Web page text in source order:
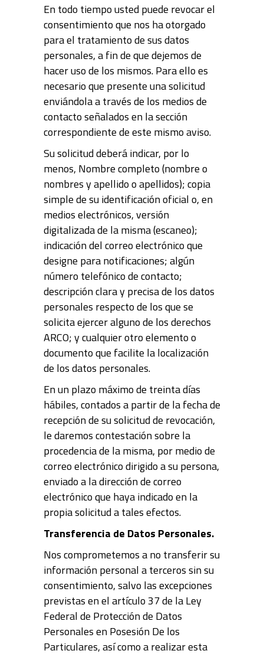
En todo tiempo usted puede revocar el
consentimiento que nos ha otorgado
para el tratamiento de sus datos
personales, a fin de que dejemos de
hacer uso de los mismos. Para ello es
necesario que presente una solicitud
enviándola a través de los medios de
contacto señalados en la sección
correspondiente de este mismo aviso.
Su solicitud deberá indicar, por lo
menos, Nombre completo (nombre o
nombres y apellido o apellidos); copia
simple de su identificación oficial o, en
medios electrónicos, versión
digitalizada de la misma (escaneo);
indicación del correo electrónico que
designe para notificaciones; algún
número telefónico de contacto;
descripción clara y precisa de los datos
personales respecto de los que se
solicita ejercer alguno de los derechos
ARCO; y cualquier otro elemento o
documento que facilite la localización
de los datos personales.
En un plazo máximo de treinta días
hábiles, contados a partir de la fecha de
recepción de su solicitud de revocación,
le daremos contestación sobre la
procedencia de la misma, por medio de
correo electrónico dirigido a su persona,
enviado a la dirección de correo
electrónico que haya indicado en la
propia solicitud a tales efectos.
Transferencia de Datos Personales.
Nos comprometemos a no transferir su
información personal a terceros sin su
consentimiento, salvo las excepciones
previstas en el artículo 37 de la Ley
Federal de Protección de Datos
Personales en Posesión De los
Particulares, así como a realizar esta